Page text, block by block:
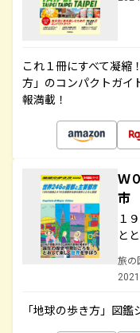
これ１冊にすべて凝縮
方」のコンパクトガイ
報満載！
Ｗ
市
１
と
旅の
「地球の歩き方」図